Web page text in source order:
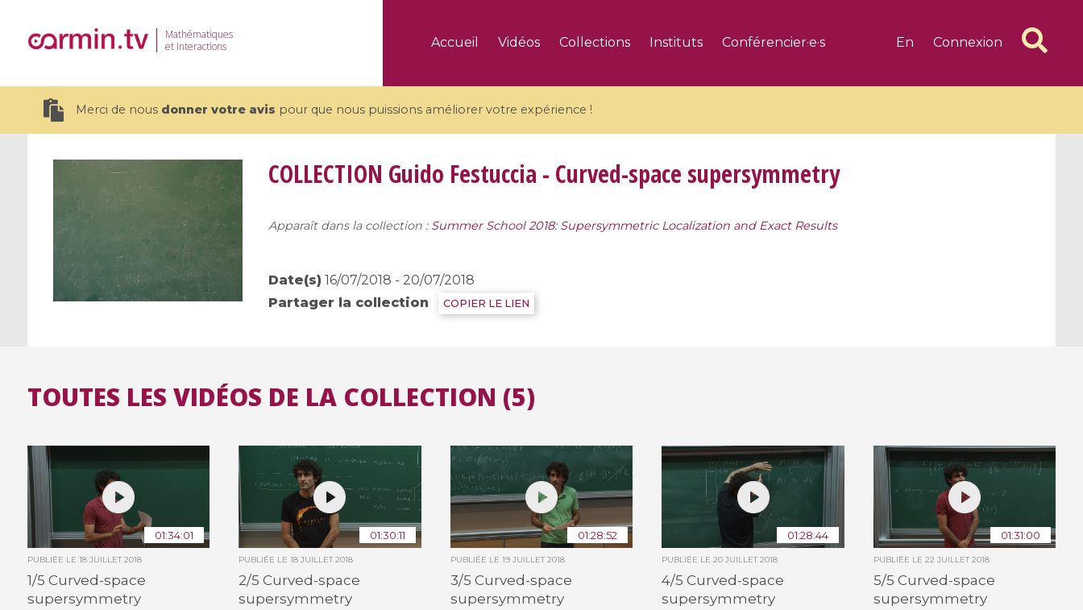
Mathématiques
et Interactions
Accueil Vidéos Collections Instituts Conférencier·e·s En Connexion
Merci de nous donner votre avis pour que nous puissions améliorer votre expérience !
19 videos
CEMRACS 2026 : Modeling and AI
for Environmental Transition /
Centre d'Eté Mathématique de
5 videos
quantum groups / Branches de
Coulomb et groupes quantiques
6 videos
Toutes les collections
COLLECTION Guido Festuccia - Curved-space supersymmetry
Apparaît dans la collection : Summer School 2018: Supersymmetric Localization and Exact Results
Date(s) 16/07/2018 - 20/07/2018
Partager la collection
COPIER LE LIEN
TOUTES LES VIDÉOS DE LA COLLECTION (5)
01:34:01
PUBLIÉE LE 18 JUILLET 2018
1/5 Curved-space
supersymmetry
01:30:11
PUBLIÉE LE18 JUILLET 2018
2/5 Curved-space
supersymmetry
01:28:52
PUBLIÉE LE 19 JUILLET 2018
3/5 Curved-space
supersymmetry
01:28:44
PUBLIÉE LE20 JUILLET 2018
4/5 Curved-space
supersymmetry
01:31:00
PUBLIÉE LE 22 JUILLET 2018
5/5 Curved-space
supersymmetry